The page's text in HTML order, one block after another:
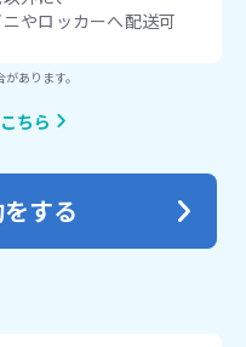
やロッカーへ配送可
あります。
ちら
する